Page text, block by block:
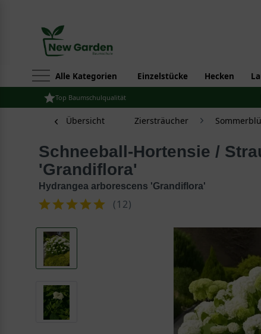
Alle Kategorien Einzelstücke Hecken
Top Baumschulqualität
Übersicht Ziersträucher
Schneeball-Hortensie / Strauch-Hortensie
'Grandiflora'
Hydrangea arborescens 'Grandiflora'
(12)